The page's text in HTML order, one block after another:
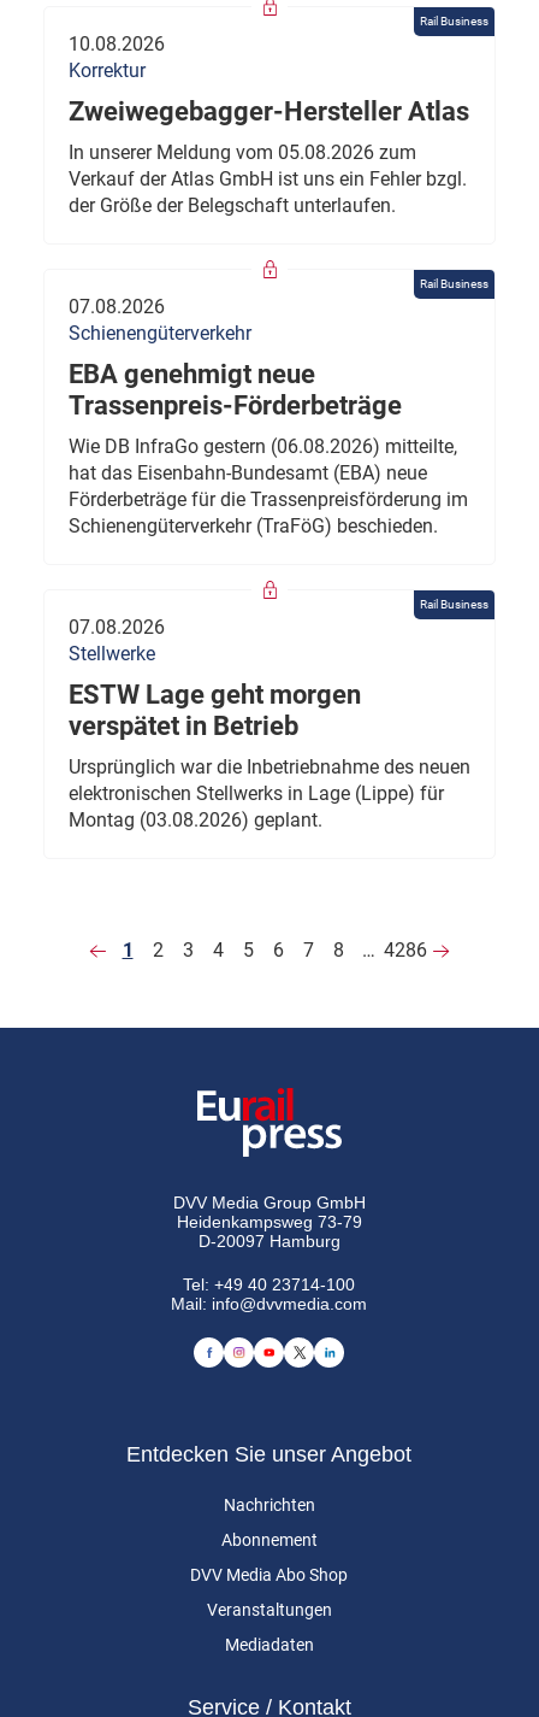
Rail Business
10.08.2026
Korrektur
Zweiwegebagger-Hersteller Atlas
In unserer Meldung vom 05.08.2026 zum
Verkauf der Atlas GmbH ist uns ein Fehler bzgl.
der Größe der Belegschaft unterlaufen.
Rail Business
07.08.2026
Schienengüterverkehr
EBA genehmigt neue
Trassenpreis-Förderbeträge
Wie DB InfraGo gestern (06.08.2026) mitteilte,
hat das Eisenbahn-Bundesamt (EBA) neue
Förderbeträge für die Trassenpreisförderung im
Schienengüterverkehr (TraFöG) beschieden.
Rail Business
07.08.2026
Stellwerke
ESTW Lage geht morgen
verspätet in Betrieb
Ursprünglich war die Inbetriebnahme des neuen
elektronischen Stellwerks in Lage (Lippe) für
Montag (03.08.2026) geplant.
1 2 3 4 5 6 7 8 … 4286
DVV Media Group GmbH
Heidenkampsweg 73-79
D-20097 Hamburg
Tel:+49 40 23714-100
Mail: info@dvvmedia.com
Entdecken Sie unser Angebot
Nachrichten
Abonnement
DVV Media Abo Shop
Veranstaltungen
Mediadaten
Service / Kontakt